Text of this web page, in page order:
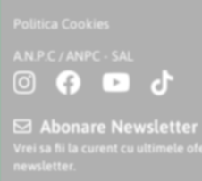
Politica Cookies
A.N.P.C / ANPC - SAL
Abonare Newsletter
Vrei sa fii la curent cu ultimele
newsletter.